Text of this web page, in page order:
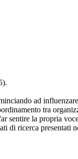
ad
tra
sentire la propria
di ricerca